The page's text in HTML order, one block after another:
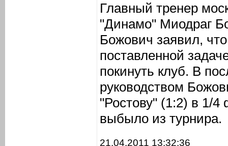
Главный тренер
"Динамо" Миодраг
Божович заявил,
поставленной
покинуть клуб. В
руководством
"Ростову" (1:2) в 1/
выбыло из турнира.
21.04.2011 13:32:36